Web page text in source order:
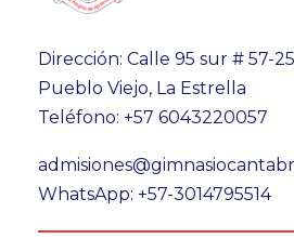
Dirección: Calle 95 sur # 57-
Pueblo Viejo, La Estrella
Teléfono: +57 6043220057
WhatsApp: +57-3014795514